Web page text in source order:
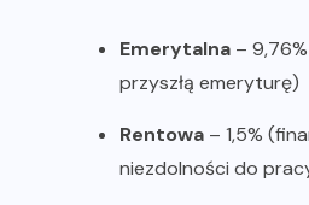
Emerytalna –
przyszłą emeryturę)
Rentowa – 1,5%
niezdolności do